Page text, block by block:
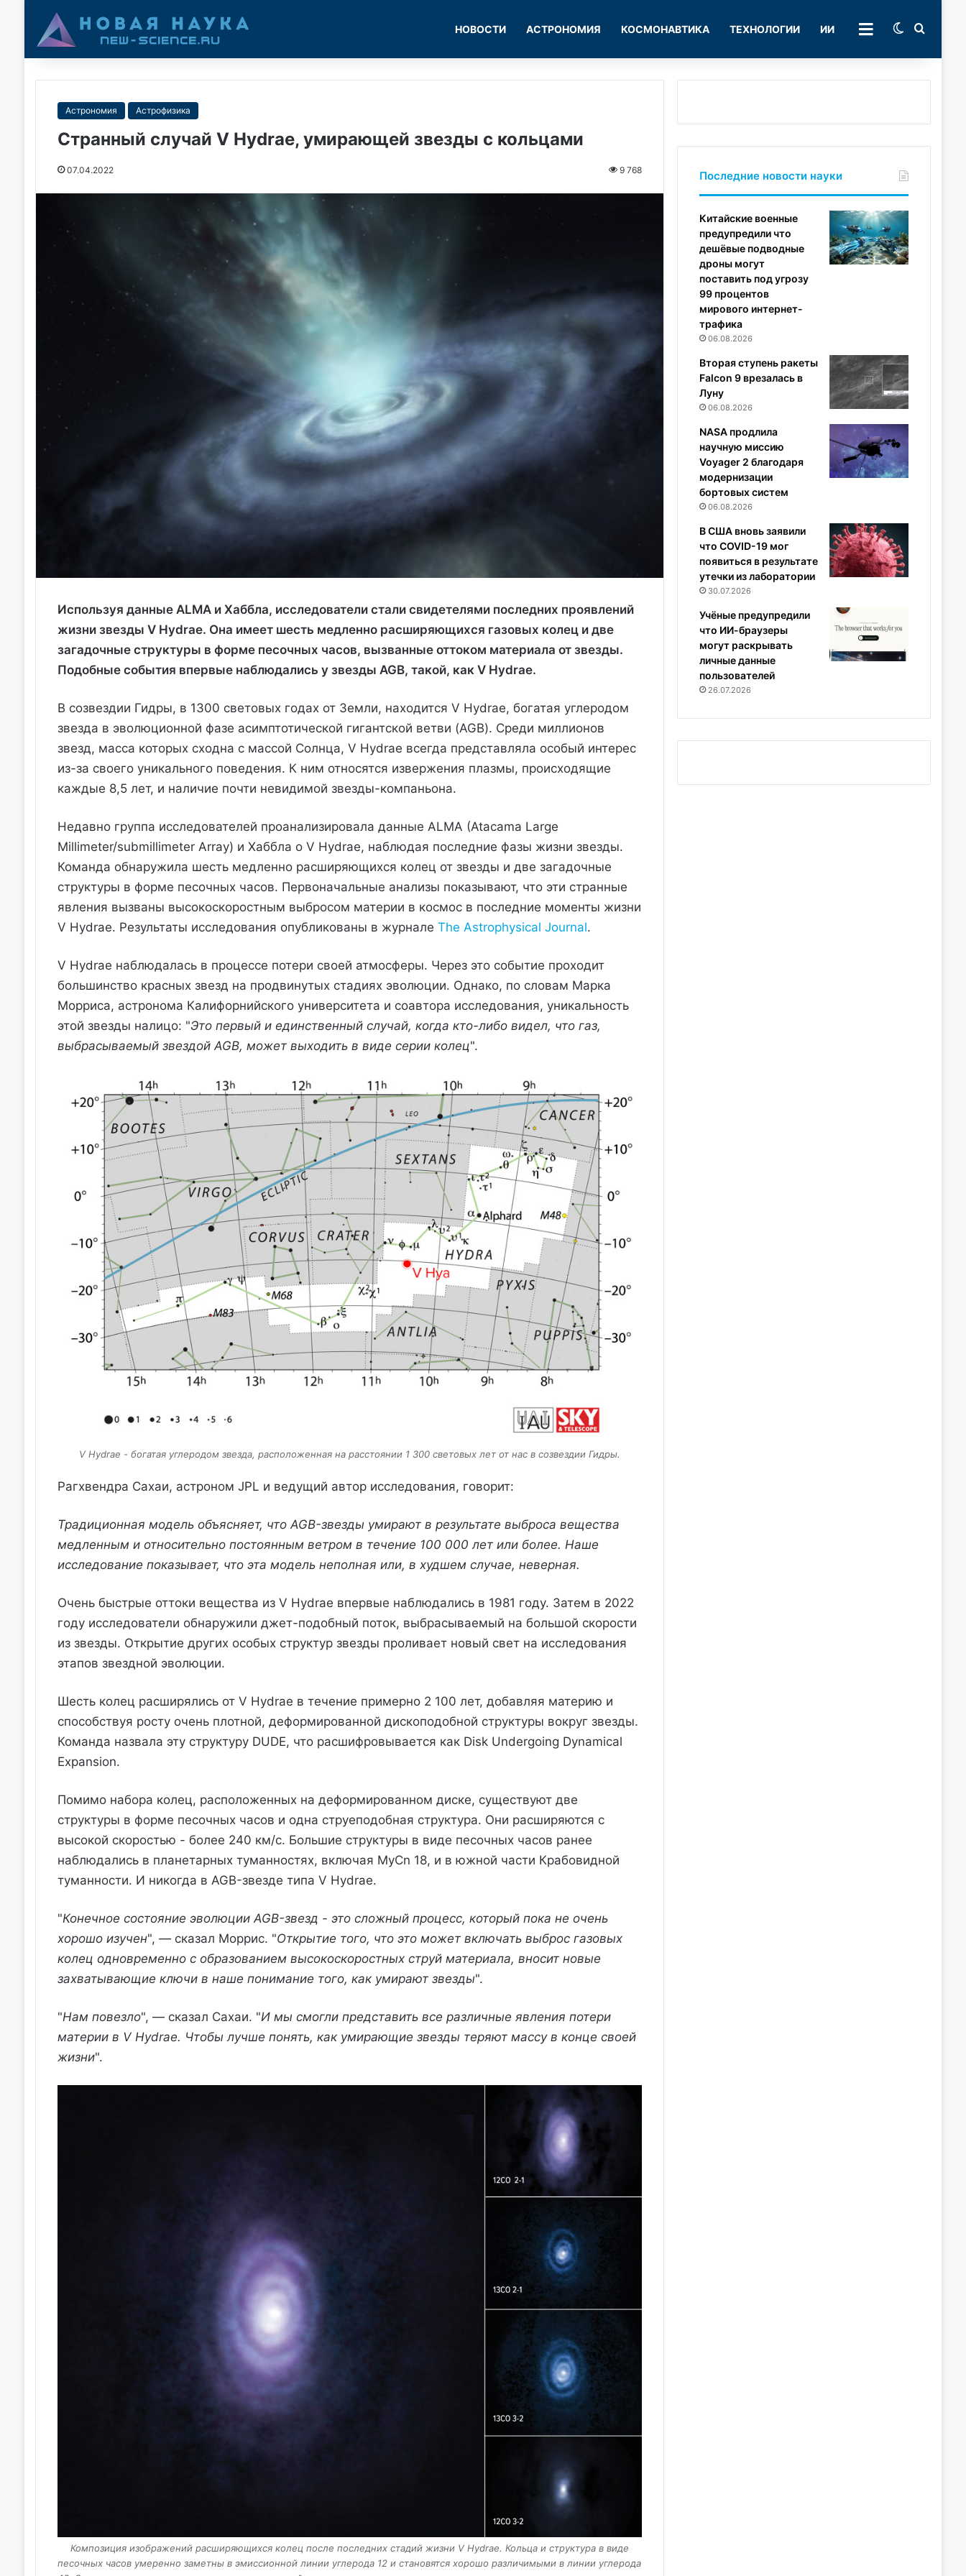
НОВОСТИ АСТРОНОМИЯ КОСМОНАВТИКА ТЕХНОЛОГИИ ИИ РУБРИКИSwitch skin
Астрономия Астрофизика
Странный случай V Hydrae, умирающей звезды с кольцами
07.04.2022 9 768
Используя данные ALMA и Хаббла, исследователи стали свидетелями последних проявлений
жизни звезды V Hydrae. Она имеет шесть медленно расширяющихся газовых колец и две
загадочные структуры в форме песочных часов, вызванные оттоком материала от звезды.
Подобные события впервые наблюдались у звезды AGB, такой, как V Hydrae.
В созвездии Гидры, в 1300 световых годах от Земли, находится V Hydrae, богатая углеродом
звезда в эволюционной фазе асимптотической гигантской ветви (AGB). Среди миллионов
звезд, масса которых сходна с массой Солнца, V Hydrae всегда представляла особый интерес
из-за своего уникального поведения. К ним относятся извержения плазмы, происходящие
каждые 8,5 лет, и наличие почти невидимой звезды-компаньона.
Недавно группа исследователей проанализировала данные ALMA (Atacama Large
Millimeter/submillimeter Array) и Хаббла о V Hydrae, наблюдая последние фазы жизни звезды.
Команда обнаружила шесть медленно расширяющихся колец от звезды и две загадочные
структуры в форме песочных часов. Первоначальные анализы показывают, что эти странные
явления вызваны высокоскоростным выбросом материи в космос в последние моменты жизни
V Hydrae. Результаты исследования опубликованы в журнале The Astrophysical Journal.
V Hydrae наблюдалась в процессе потери своей атмосферы. Через это событие проходит
большинство красных звезд на продвинутых стадиях эволюции. Однако, по словам Марка
Морриса, астронома Калифорнийского университета и соавтора исследования, уникальность
этой звезды налицо: "Это первый и единственный случай, когда кто-либо видел, что газ,
выбрасываемый звездой AGB, может выходить в виде серии колец".
V Hydrae - богатая углеродом звезда, расположенная на расстоянии 1 300 световых лет от нас в созвездии Гидры.
Рагхвендра Сахаи, астроном JPL и ведущий автор исследования, говорит:
Традиционная модель объясняет, что AGB-звезды умирают в результате выброса вещества
медленным и относительно постоянным ветром в течение 100 000 лет или более. Наше
исследование показывает, что эта модель неполная или, в худшем случае, неверная.
Очень быстрые оттоки вещества из V Hydrae впервые наблюдались в 1981 году. Затем в 2022
году исследователи обнаружили джет-подобный поток, выбрасываемый на большой скорости
из звезды. Открытие других особых структур звезды проливает новый свет на исследования
этапов звездной эволюции.
Шесть колец расширялись от V Hydrae в течение примерно 2 100 лет, добавляя материю и
способствуя росту очень плотной, деформированной дископодобной структуры вокруг звезды.
Команда назвала эту структуру DUDE, что расшифровывается как Disk Undergoing Dynamical
Expansion.
Помимо набора колец, расположенных на деформированном диске, существуют две
структуры в форме песочных часов и одна струеподобная структура. Они расширяются с
высокой скоростью - более 240 км/с. Большие структуры в виде песочных часов ранее
наблюдались в планетарных туманностях, включая MyCn 18, и в южной части Крабовидной
туманности. И никогда в AGB-звезде типа V Hydrae.
"Конечное состояние эволюции AGB-звезд - это сложный процесс, который пока не очень
хорошо изучен", — сказал Моррис. "Открытие того, что это может включать выброс газовых
колец одновременно с образованием высокоскоростных струй материала, вносит новые
захватывающие ключи в наше понимание того, как умирают звезды".
"Нам повезло", — сказал Сахаи. "И мы смогли представить все различные явления потери
материи в V Hydrae. Чтобы лучше понять, как умирающие звезды теряют массу в конце своей
жизни".
Композиция изображений расширяющихся колец после последних стадий жизни V Hydrae. Кольца и структура в виде
песочных часов умеренно заметны в эмиссионной линии углерода 12 и становятся хорошо различимыми в линии углерода
Последние новости науки
Китайские военные
предупредили что
дешёвые подводные
дроны могут
поставить под угрозу
99 процентов
мирового интернет-
трафика
06.08.2026
Вторая ступень ракеты
Falcon 9 врезалась в
Луну
06.08.2026
NASA продлила
научную миссию
Voyager 2 благодаря
модернизации
бортовых систем
06.08.2026
В США вновь заявили
что COVID-19 мог
появиться в результате
утечки из лаборатории
30.07.2026
Учёные предупредили
что ИИ-браузеры
могут раскрывать
личные данные
пользователей
26.07.2026